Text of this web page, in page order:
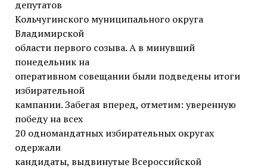
депутатов
Кольчугинского муниципального округа
Владимирской
области первого созыва. А в минувший
понедельник на
оперативном совещании были подведены итоги
избирательной
кампании. Забегая вперед, отметим: уверенную
победу на всех
20 одномандатных избирательных округах
одержали
кандидаты, выдвинутые Всероссийской